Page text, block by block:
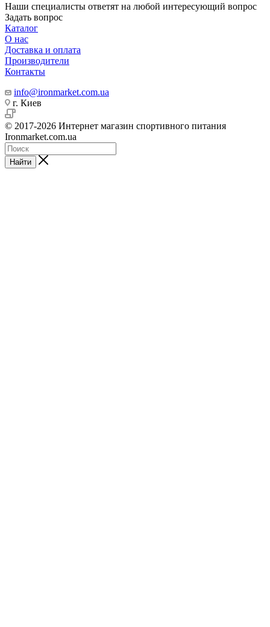
Наши специалисты ответят на любой интересующий вопрос
Задать вопрос
Каталог
О нас
Доставка и оплата
Производители
Контакты
info@ironmarket.com.ua
г. Киев
© 2017-2026 Интернет магазин спортивного питания
Ironmarket.com.ua
Найти